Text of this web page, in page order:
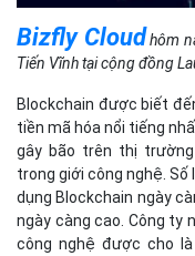
được hứa hẹn sẽ thay
trên Internet mà còn
nghiệp. Nhưng…
Sau một thời gian tìm
ta đã quá tô hồng
nhược điểm "chết
nhược điểm của
có thể cùng thảo luận
Câu hỏi gốc mà tôi đặt